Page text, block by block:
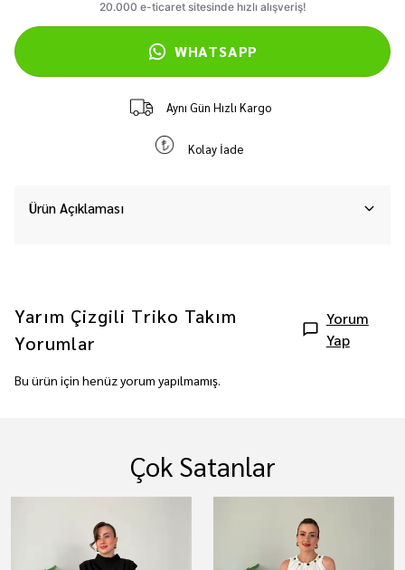
WHATSAPP
Aynı Gün Hızlı Kargo
Kolay İade
Ürün Açıklaması
Yarım Çizgili Triko Takım
Yorumlar
Yorum
Yap
Bu ürün için henüz yorum yapılmamış.
Çok Satanlar